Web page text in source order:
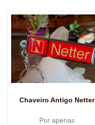
Chaveiro Antigo Netter
Por apenas